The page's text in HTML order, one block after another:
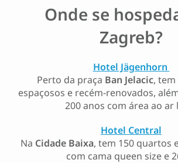
Onde se
Zagreb?
Hotel Jägenhorn
Perto da praça Ban Jelacic, tem
espaçosos e recém-renovados,
200 anos com área ao ar
Hotel Central
Na Cidade Baixa, tem 150 quartos
com cama queen size e